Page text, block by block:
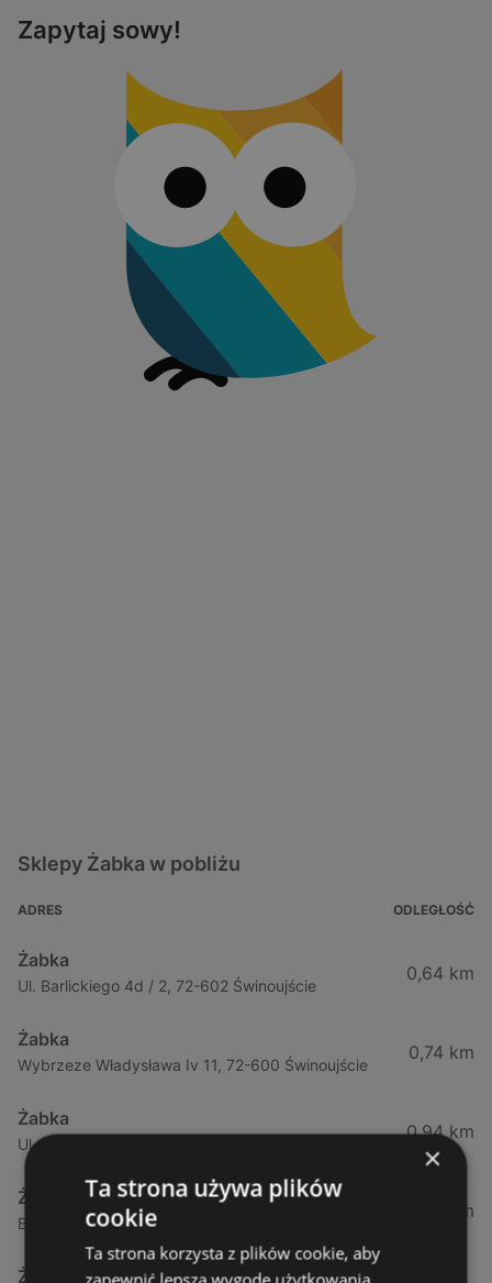
Zapytaj sowy!
Sklepy Żabka w pobliżu
ADRES ODLEGŁOŚĆ
Żabka
Ul. Barlickiego 4d / 2, 72-602 Świnoujście
0,64 km
Żabka
Wybrzeze Władysława Iv 11, 72-600 Świnoujście
0,74 km
Żabka
Ul. Bohaterów Września 49, 72-600 Świnoujście
0,94 km
Żabka
Bohaterów Września 52, 72-600 Świnoujście
1,02 km
Żabka
×
Ta strona używa plików
cookie
Ta strona korzysta z plików cookie, aby